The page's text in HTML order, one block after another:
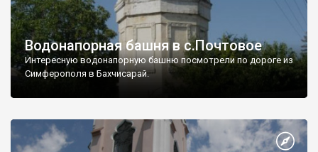
Водонапорная башня в с.Почтовое
Интересную водонапорную башню посмотрели по дороге из
Симферополя в Бахчисарай.